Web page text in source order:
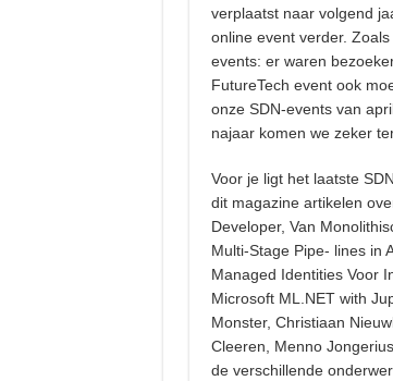
verplaatst naar volgend
online event verder.
events: er waren
FutureTech event ook
onze SDN-events van
najaar komen we zeker
Voor je ligt het laatste
dit magazine artikelen
Developer, Van
Multi-Stage Pipe- lines in
Managed Identities Voor
Microsoft ML.NET with
Monster, Christiaan
Cleeren, Menno
de verschillende